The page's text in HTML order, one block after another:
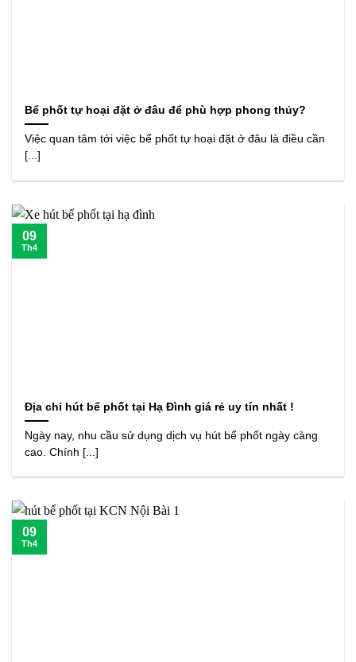
Bể phốt tự hoại đặt ở đâu để phù hợp phong thủy?
Việc quan tâm tới việc bể phốt tự hoại đặt ở đâu là điều cần
[...]
Địa chỉ hút bể phốt tại Hạ Đình giá rẻ uy tín nhất !
Ngày nay, nhu cầu sử dụng dịch vụ hút bể phốt ngày càng
cao. Chính [...]
09
Th4
09
Th4